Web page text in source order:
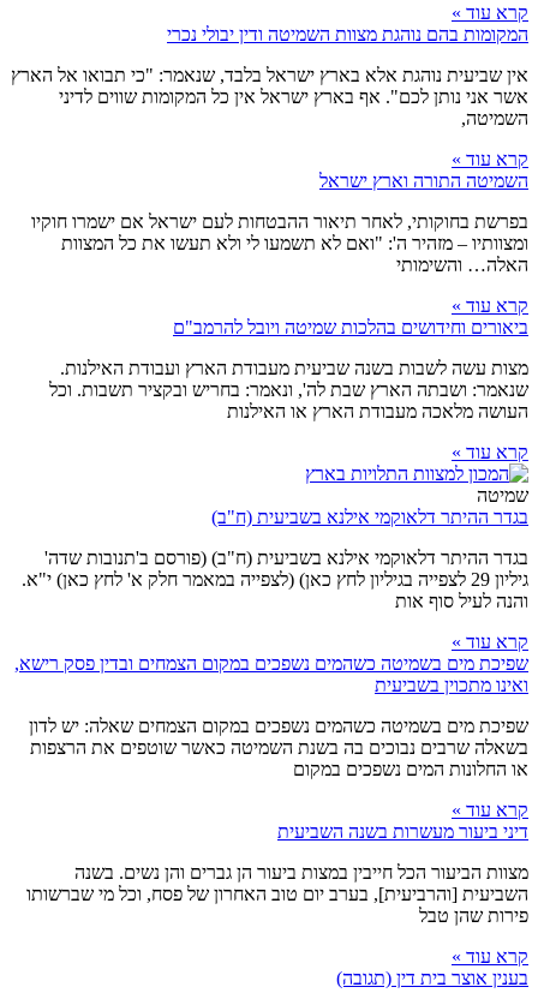
קרא עוד »
המקומות בהם נוהגת מצוות השמיטה ודין יבולי נכרי
אין שביעית נוהגת אלא בארץ ישראל בלבד, שנאמר: "כי תבואו אל הארץ
אשר אני נותן לכם". אף בארץ ישראל אין כל המקומות שווים לדיני
השמיטה,
קרא עוד »
השמיטה התורה וארץ ישראל
בפרשת בחוקותי, לאחר תיאור ההבטחות לעם ישראל אם ישמרו חוקיו
ומצוותיו – מזהיר ה': "ואם לא תשמעו לי ולא תעשו את כל המצוות
האלה… והשימותי
קרא עוד »
ביאורים וחידושים בהלכות שמיטה ויובל להרמב"ם
מצות עשה לשבות בשנה שביעית מעבודת הארץ ועבודת האילנות.
שנאמר: ושבתה הארץ שבת לה', ונאמר: בחריש ובקציר תשבות. וכל
העושה מלאכה מעבודת הארץ או האילנות
קרא עוד »
שמיטה
בגדר ההיתר דלאוקמי אילנא בשביעית (ח"ב)
בגדר ההיתר דלאוקמי אילנא בשביעית (ח"ב) (פורסם ב'תנובות שדה'
גיליון 29 לצפייה בגיליון לחץ כאן) (לצפייה במאמר חלק א' לחץ כאן) י"א.
והנה לעיל סוף אות
קרא עוד »
שפיכת מים בשמיטה כשהמים נשפכים במקום הצמחים ובדין פסק רישא,
ואינו מתכוין בשביעית
שפיכת מים בשמיטה כשהמים נשפכים במקום הצמחים שאלה: יש לדון
בשאלה שרבים נבוכים בה בשנת השמיטה כאשר שוטפים את הרצפות
או החלונות המים נשפכים במקום
קרא עוד »
דיני ביעור מעשרות בשנה השביעית
מצוות הביעור הכל חייבין במצות ביעור הן גברים והן נשים. בשנה
השביעית [והרביעית], בערב יום טוב האחרון של פסח, וכל מי שברשותו
פירות שהן טבל
קרא עוד »
בענין אוצר בית דין (תגובה)